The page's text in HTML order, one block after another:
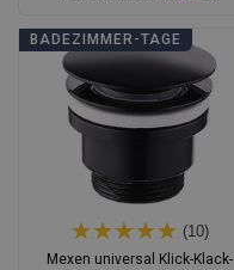
In den Warenkorb
Favorit
Vergleichen
BADEZIMMER-TAGE
(10)
Mexen universal Klick-Klack-